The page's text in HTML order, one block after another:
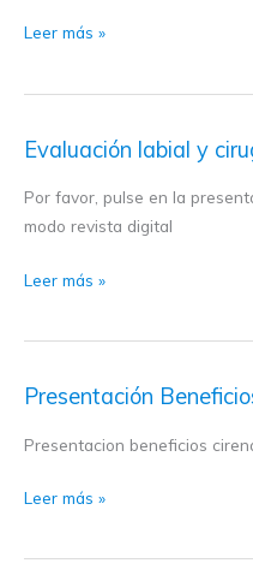
Leer más »
Evaluación labial y
Por favor, pulse en la
modo revista digital
Evaluación
y
cirugía
la
Leer más »
Presentación
Presentacion beneficios
Presentación
CIRENA
Tv
Leer más »